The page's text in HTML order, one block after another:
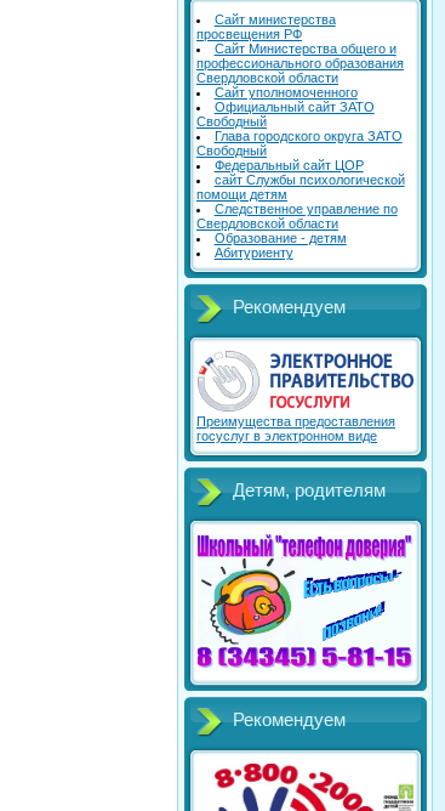
Сайт министерства
просвещения РФ
Сайт Министерства общего и
профессионального образования
Свердловской области
Сайт уполномоченного
Официальный сайт ЗАТО
Свободный
Глава городского округа ЗАТО
Свободный
Федеральный сайт ЦОР
сайт Службы психологической
помощи детям
Следственное управление по
Свердловской области
Образование - детям
Абитуриенту
Рекомендуем
Преимущества предоставления
госуслуг в электронном виде
Детям, родителям
Рекомендуем